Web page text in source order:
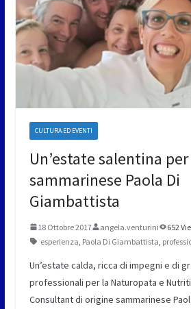
CULTURA ED EVENTI
Un’estate salentina per
sammarinese Paola Di
Giambattista
18 Ottobre 2017 angela.venturini
652
esperienza Paola Di Giambattista
Un’estate calda, ricca di impegni e di
professionali per la Naturopata e
Consultant di origine sammarinese